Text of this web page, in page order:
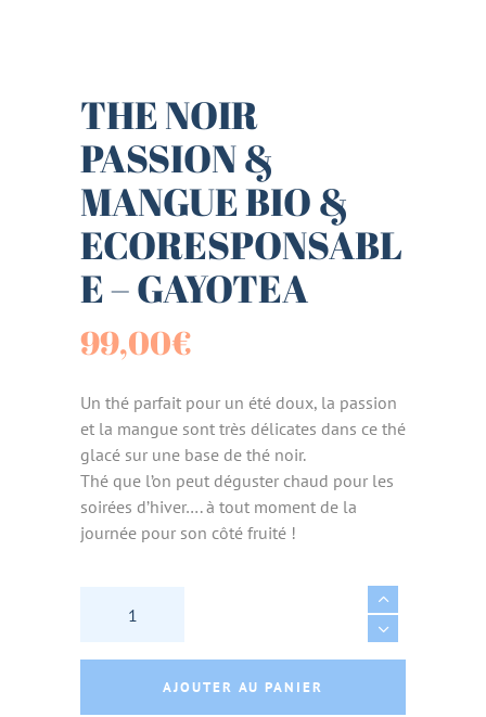
THE NOIR
PASSION &
MANGUE BIO &
ECORESPONSABL
E – GAYOTEA
99,00€
Un thé parfait pour un été doux, la passion
et la mangue sont très délicates dans ce thé
glacé sur une base de thé noir.
Thé que l’on peut déguster chaud pour les
soirées d’hiver…. à tout moment de la
journée pour son côté fruité !
THE NOIR PASSION & MANGUE BIO &
AJOUTER AU PANIER